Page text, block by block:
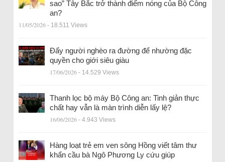
sao” Tây Bắc trở thành điểm nóng của Bộ Công
an?
11/05/2026 - 18.511 Views
Đẩy người nghèo ra đường để nhường đặc
quyền cho giới siêu giàu
17/06/2026 - 14.529 Views
Thanh lọc bộ máy Bộ Công an: Tinh giản thực
chất hay vẫn là màn trình diễn lấy lệ?
16/06/2026 - 4.943 Views
Hàng loạt trẻ em ven sông Hồng viết tâm thư
khẩn cầu bà Ngô Phương Ly cứu giúp